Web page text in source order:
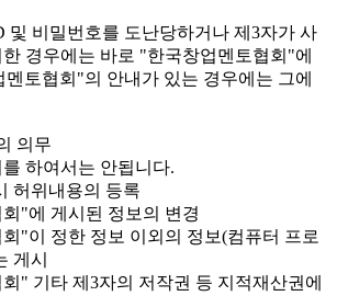
및 비밀번호를 도난당하거나 제3자가 사
경우에는 바로 "한국창업멘토협회"에
토협회"의 안내가 있는 경우에는 그에
의무
하여서는 안됩니다.
허위내용의 등록
"에 게시된 정보의 변경
"이 정한 정보 이외의 정보(컴퓨터 프로
게시
" 기타 제3자의 저작권 등 지적재산권에